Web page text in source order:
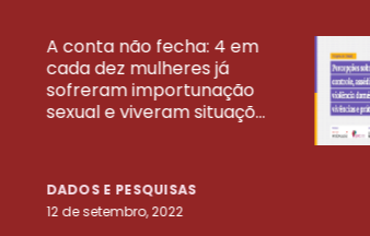
A conta não fecha: 4 em
cada dez mulheres já
sofreram importunação
sexual e viveram situaçõ...
DADOS E PESQUISAS
12 de setembro, 2022